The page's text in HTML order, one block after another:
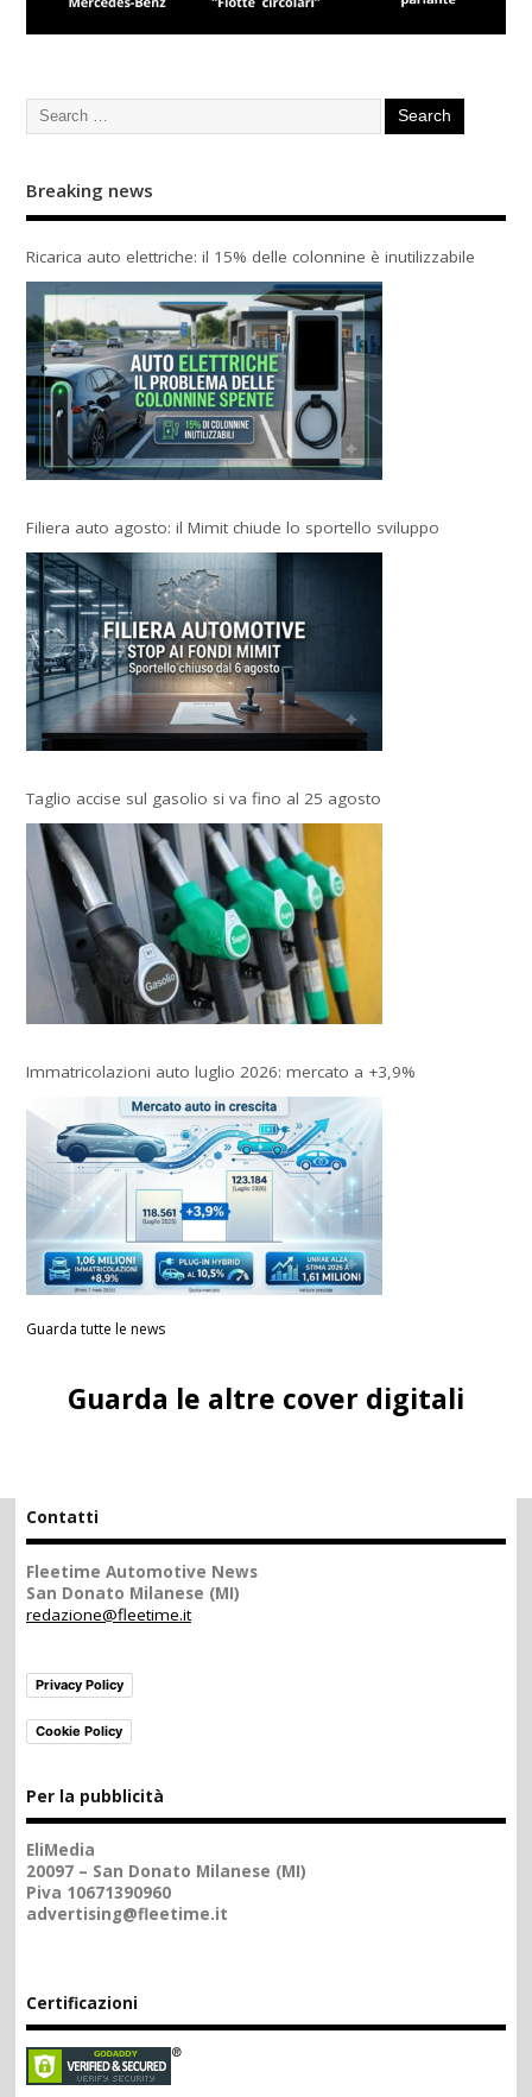
Breaking news
Ricarica auto elettriche: il 15% delle colonnine è inutilizzabile
Filiera auto agosto: il Mimit chiude lo sportello sviluppo
Taglio accise sul gasolio si va fino al 25 agosto
Immatricolazioni auto luglio 2026: mercato a +3,9%
Guarda tutte le news
Guarda le altre cover digitali
Contatti
Fleetime Automotive News
San Donato Milanese (MI)
redazione@fleetime.it
Privacy Policy
Cookie Policy
Per la pubblicità
EliMedia
20097 – San Donato Milanese (MI)
Piva 10671390960
advertising@fleetime.it
Certificazioni